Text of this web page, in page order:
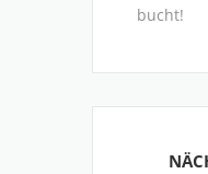
bucht!